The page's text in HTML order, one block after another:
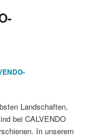
Landschaften,
bei CALVENDO
In unserem